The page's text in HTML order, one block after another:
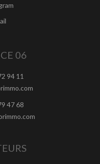
06
94 11
47 68